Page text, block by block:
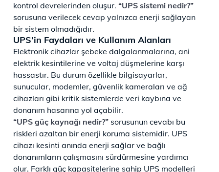
kontrol devrelerinden oluşur. “UPS sistemi nedir?”
sorusuna verilecek cevap yalnızca enerji sağlayan
bir sistem olmadığıdır.
UPS’in Faydaları ve Kullanım Alanları
Elektronik cihazlar şebeke dalgalanmalarına, ani
elektrik kesintilerine ve voltaj düşmelerine karşı
hassastır. Bu durum özellikle bilgisayarlar,
sunucular, modemler, güvenlik kameraları ve ağ
cihazları gibi kritik sistemlerde veri kaybına ve
donanım hasarına yol açabilir.
“UPS güç kaynağı nedir?” sorusunun cevabı bu
riskleri azaltan bir enerji koruma sistemidir. UPS
cihazı kesinti anında enerji sağlar ve bağlı
donanımların çalışmasını sürdürmesine yardımcı
olur. Farklı güç kapasitelerine sahip UPS modelleri